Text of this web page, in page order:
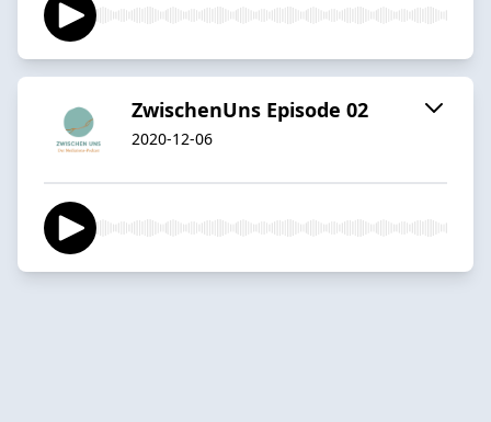
ZwischenUns Episode 02
2020-12-06